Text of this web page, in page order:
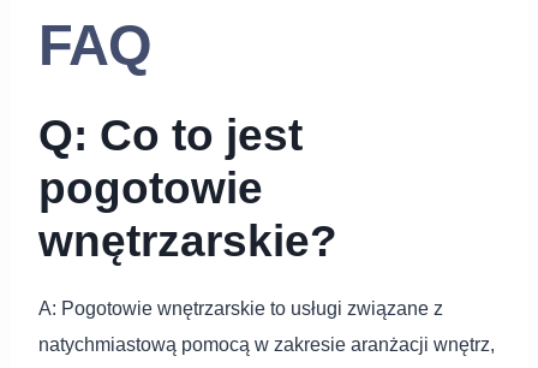
FAQ
Q: Co to jest
pogotowie
wnętrzarskie?
A: Pogotowie wnętrzarskie to usługi związane z
natychmiastową pomocą w zakresie aranżacji wnętrz,